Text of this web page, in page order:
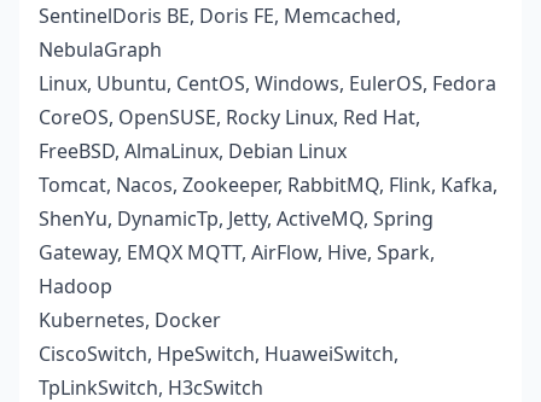
SentinelDoris BE, Doris FE, Memcached,
NebulaGraph
Linux, Ubuntu, CentOS, Windows, EulerOS, Fedora
CoreOS, OpenSUSE, Rocky Linux, Red Hat,
FreeBSD, AlmaLinux, Debian Linux
Tomcat, Nacos, Zookeeper, RabbitMQ, Flink, Kafka,
ShenYu, DynamicTp, Jetty, ActiveMQ, Spring
Gateway, EMQX MQTT, AirFlow, Hive, Spark,
Hadoop
Kubernetes, Docker
CiscoSwitch, HpeSwitch, HuaweiSwitch,
TpLinkSwitch, H3cSwitch